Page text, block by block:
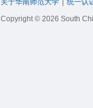
关于华南师范大学 统一认
Copyright © 2026 South